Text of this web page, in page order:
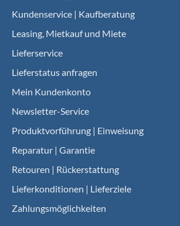
Kundenservice | Kaufberatung
Leasing, Mietkauf und Miete
Lieferservice
Lieferstatus anfragen
Mein Kundenkonto
Newsletter-Service
Produktvorführung | Einweisung
Reparatur | Garantie
Retouren | Rückerstattung
Lieferkonditionen | Lieferziele
Zahlungsmöglichkeiten